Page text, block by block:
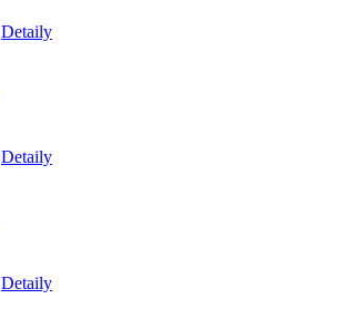
Detaily
Detaily
Detaily